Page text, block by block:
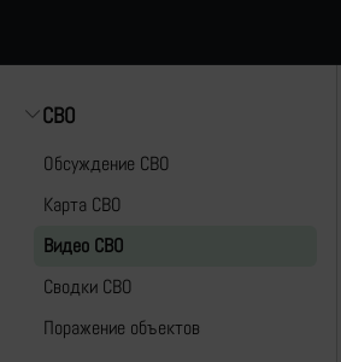
СВО
Обсуждение СВО
Карта СВО
Видео СВО
Cводки СВО
Поражение объектов